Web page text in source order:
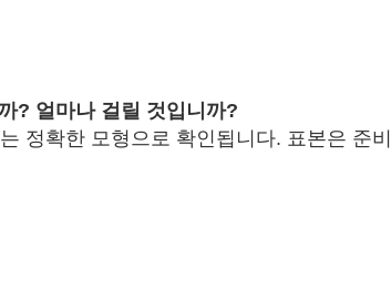
? 얼마나 걸릴 것입니까?
정확한 모형으로 확인됩니다. 표본은 준